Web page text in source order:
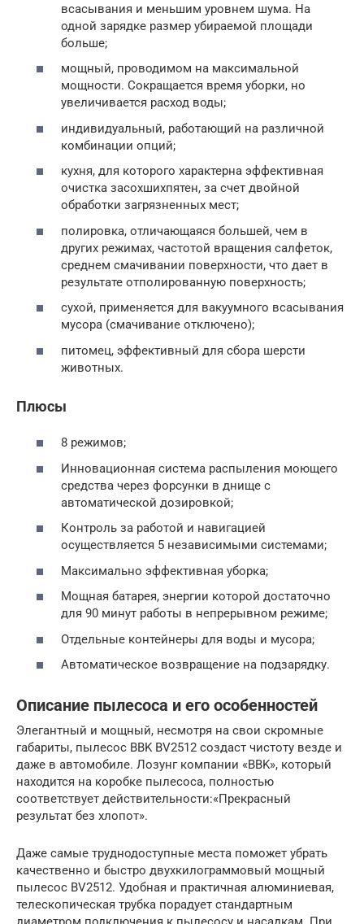
всасывания и меньшим уровнем шума. На
одной зарядке размер убираемой площади
больше;
мощный, проводимом на максимальной
мощности. Сокращается время уборки, но
увеличивается расход воды;
индивидуальный, работающий на различной
комбинации опций;
кухня, для которого характерна эффективная
очистка засохшихпятен, за счет двойной
обработки загрязненных мест;
полировка, отличающаяся большей, чем в
других режимах, частотой вращения салфеток,
среднем смачивании поверхности, что дает в
результате отполированную поверхность;
сухой, применяется для вакуумного всасывания
мусора (смачивание отключено);
питомец, эффективный для сбора шерсти
животных.
Плюсы
8 режимов;
Инновационная система распыления моющего
средства через форсунки в днище с
автоматической дозировкой;
Контроль за работой и навигацией
осуществляется 5 независимыми системами;
Максимально эффективная уборка;
Мощная батарея, энергии которой достаточно
для 90 минут работы в непрерывном режиме;
Отдельные контейнеры для воды и мусора;
Автоматическое возвращение на подзарядку.
Описание пылесоса и его особенностей
Элегантный и мощный, несмотря на свои скромные
габариты, пылесос BBK BV2512 создаст чистоту везде и
даже в автомобиле. Лозунг компании «BBK», который
находится на коробке пылесоса, полностью
соответствует действительности:«Прекрасный
результат без хлопот».
Даже самые труднодоступные места поможет убрать
качественно и быстро двухкилограммовый мощный
пылесос BV2512. Удобная и практичная алюминиевая,
телескопическая трубка порадует стандартным